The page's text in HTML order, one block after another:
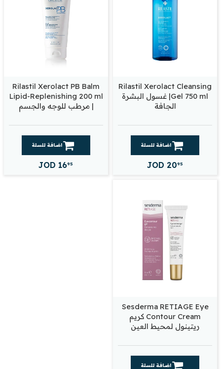
Rilastil Xerolact Cleansing
Gel 750 ml| غسول البشرة
الجافة
اضافة للسلة
JOD 2095
Rilastil Xerolact PB Balm
Lipid-Replenishing 200 ml
| مرطب للوجه والجسم
اضافة للسلة
JOD 1695
Sesderma RETIAGE Eye
Contour Cream كريم
ريتينول لمحيط العين
اضافة للسلة